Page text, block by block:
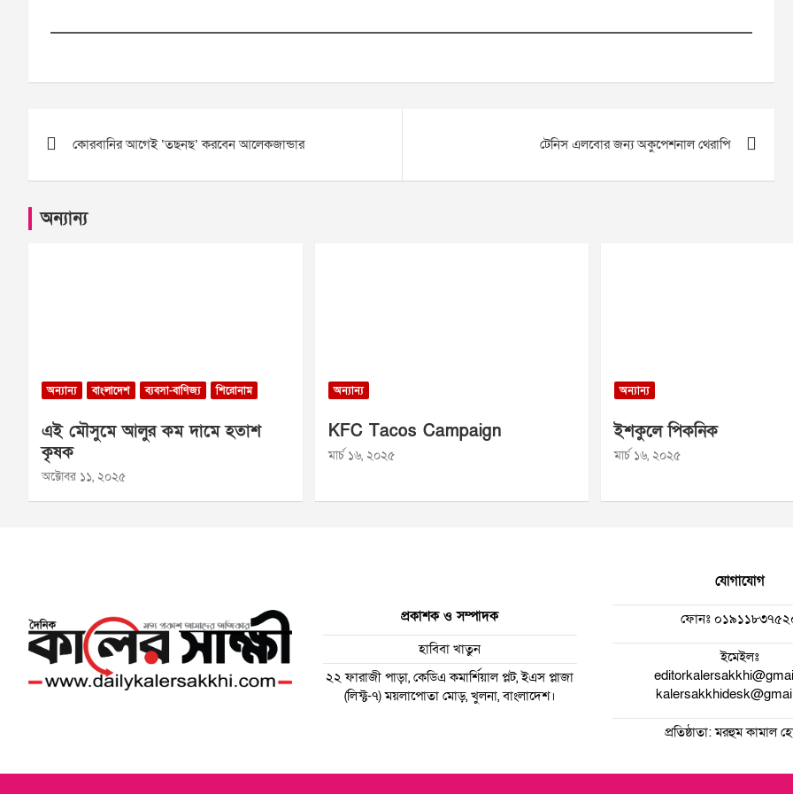
navigation
কোরবানির আগেই ‘তছনছ’ করবেন আলেকজান্ডার টেনিস এলবোর জন্য অকুপেশনাল থেরাপি
অন্যান্য
অন্যান্য বাংলাদেশ ব্যবসা-বাণিজ্য শিরোনাম
এই মৌসুমে আলুর কম দামে হতাশ
কৃষক
অক্টোবর ১১, ২০২৫
অন্যান্য
KFC Tacos Campaign
মার্চ ১৬, ২০২৫
অন্যান্য
ইশকুলে পিকনিক
মার্চ ১৬, ২০২৫
প্রকাশক ও সম্পাদক
হাবিবা খাতুন
২২ ফারাজী পাড়া, কেডিএ কমার্শিয়াল প্লট, ইএস প্লাজা
(লিফ্ট-৭) ময়লাপোতা মোড়, খুলনা, বাংলাদেশ।
যোগাযোগ
ফোনঃ
ইমেইলঃ
প্রতিষ্ঠাতা: মরহুম কামাল